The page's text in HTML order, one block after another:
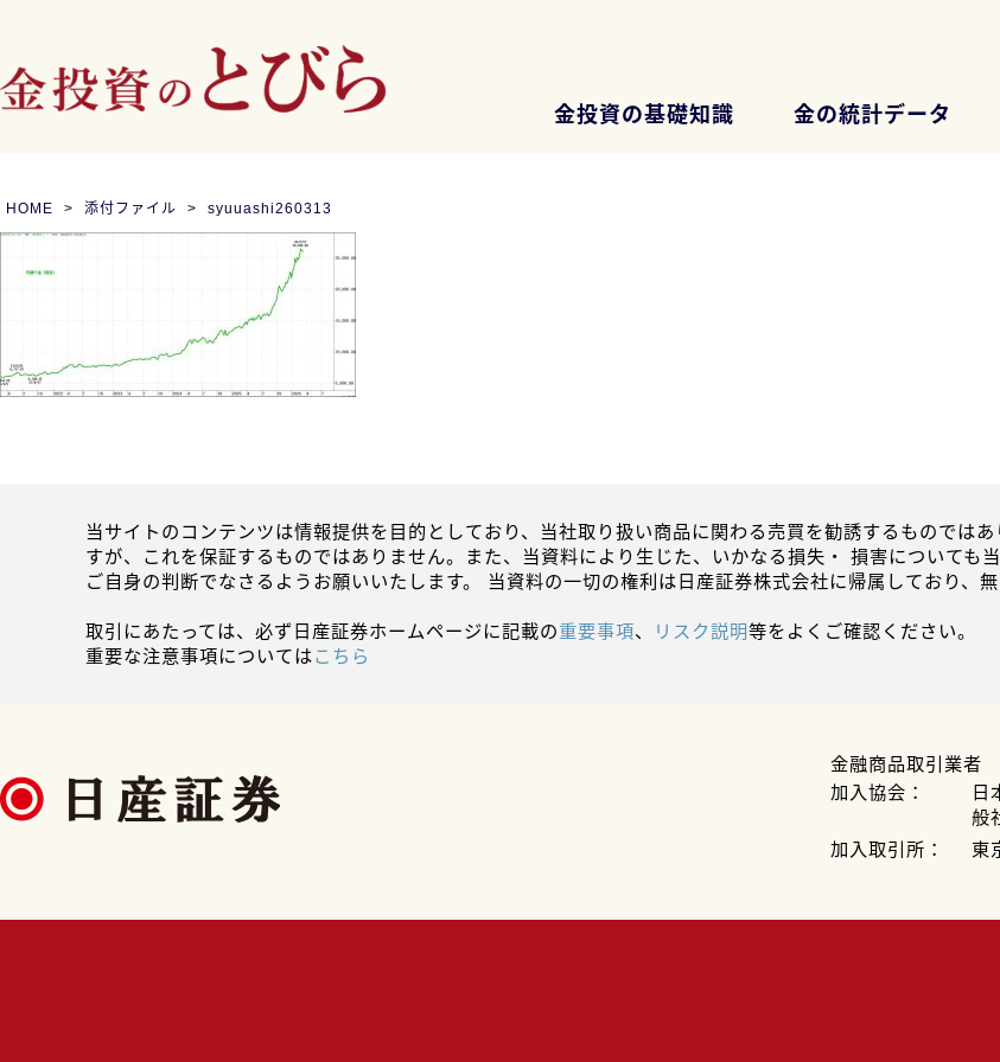
金投資の基礎知識 金の統計データ
HOME 添付ファイル syuuashi260313
当サイトのコンテンツは情報提供を目的としており、当社取り扱い商品に関わる売買を勧誘するものでは
すが、これを保証するものではありません。また、当資料により生じた、いかなる損失・ 損害についても
ご自身の判断でなさるようお願いいたします。 当資料の一切の権利は日産証券株式会社に帰属しており、
取引にあたっては、必ず日産証券ホームページに記載の重要事項、 リスク説明等をよくご確認ください。
重要な注意事項についてはこちら
金融商品取引業者
加入協会：
日
般
加入取引所：
東